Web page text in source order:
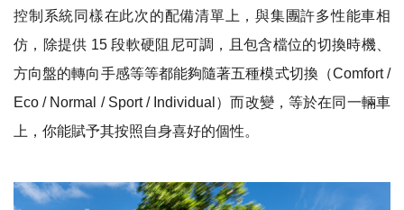
控制系統同樣在此次的配備清單上，與集團許多性能車相
仿，除提供 15 段軟硬阻尼可調，且包含檔位的切換時機、
方向盤的轉向手感等等都能夠隨著五種模式切換（Comfort /
Eco / Normal / Sport / Individual）而改變，等於在同一輛車
上，你能賦予其按照自身喜好的個性。